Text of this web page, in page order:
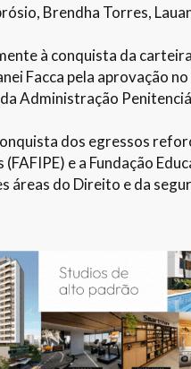
Brendha Torres,
à conquista da
Facca pela aprovação
Administração
dos egressos
(FAFIPE) e a Fundação
áreas do Direito e da